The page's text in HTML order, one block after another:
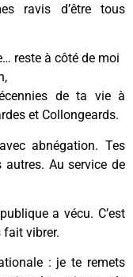
ravis d’être tous
reste à côté de moi
de ta vie à
et Collongeards.
abnégation. Tes
autres. Au service de
a vécu. C’est
fait vibrer.
: je te remets